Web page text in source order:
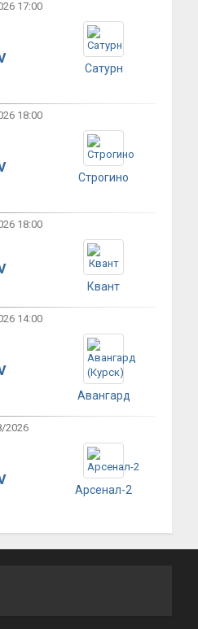
17:00
Сатурн
18:00
Строгино
18:00
Квант
14:00
Авангард
2026
Арсенал-2